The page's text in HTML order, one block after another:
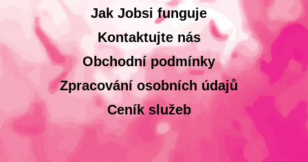
Jak Jobsi funguje
Kontaktujte nás
Obchodní podmínky
Zpracování osobních údajů
Ceník služeb